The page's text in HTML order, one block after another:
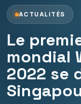
ACTUALITÉS
Le
mondial
2022 se